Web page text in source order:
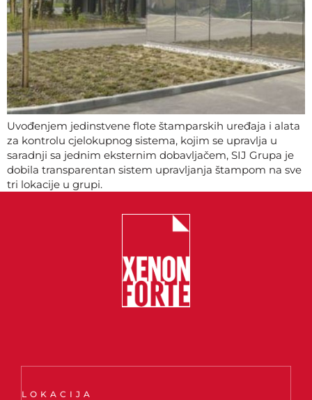
Uvođenjem jedinstvene flote štamparskih uređaja i alata
za kontrolu cjelokupnog sistema, kojim se upravlja u
saradnji sa jednim eksternim dobavljačem, SIJ Grupa je
dobila transparentan sistem upravljanja štampom na sve
tri lokacije u grupi.
LOKACIJA